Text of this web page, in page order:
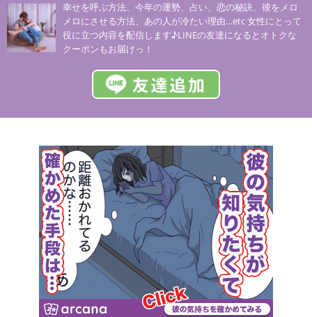
幸せを呼ぶ方法、今年の運勢、占い、恋の秘訣、彼をメロ
メロにさせる方法、あの人が冷たい理由…etc 女性にとって
役に立つ内容を配信します♪LINEの友達になるとオトクな
クーポンもお届けっ！